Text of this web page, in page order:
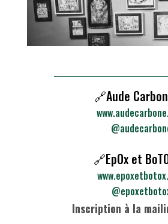
nouvelle, le pamphlet, le poème,
pas le dernier.
🔗Aude
🔗EpOx et
Inscription à la